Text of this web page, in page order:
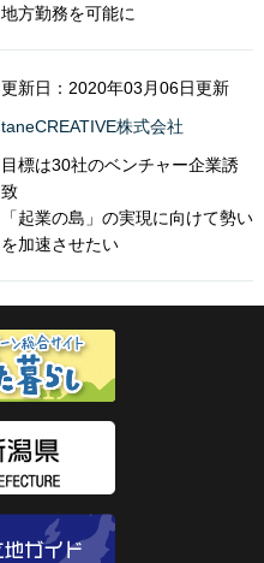
地方勤務を可能に
更新日：2020年03月06日更新
taneCREATIVE株式会社
目標は30社のベンチャー企業誘
致
「起業の島」の実現に向けて勢い
を加速させたい